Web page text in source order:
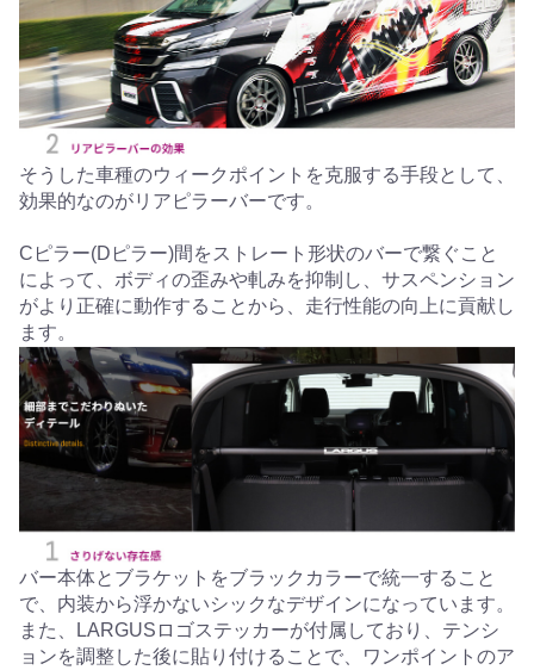
そうした車種のウィークポイントを克服する手段として、
効果的なのがリアピラーバーです。
Cピラー(Dピラー)間をストレート形状のバーで繋ぐこと
によって、ボディの歪みや軋みを抑制し、サスペンション
がより正確に動作することから、走行性能の向上に貢献し
ます。
バー本体とブラケットをブラックカラーで統一すること
で、内装から浮かないシックなデザインになっています。
また、LARGUSロゴステッカーが付属しており、テンシ
ョンを調整した後に貼り付けることで、ワンポイントのア